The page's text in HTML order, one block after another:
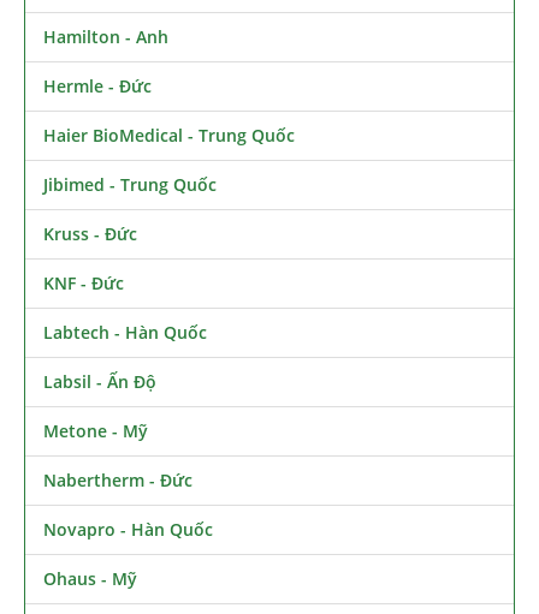
Hamilton - Anh
Hermle - Đức
Haier BioMedical - Trung Quốc
Jibimed - Trung Quốc
Kruss - Đức
KNF - Đức
Labtech - Hàn Quốc
Labsil - Ấn Độ
Metone - Mỹ
Nabertherm - Đức
Novapro - Hàn Quốc
Ohaus - Mỹ